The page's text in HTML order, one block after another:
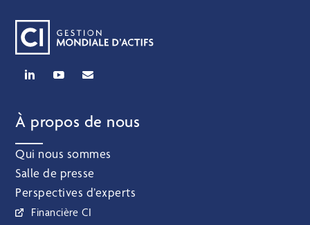
À propos de nous
Qui nous sommes
Salle de presse
Perspectives d’experts
Financière CI